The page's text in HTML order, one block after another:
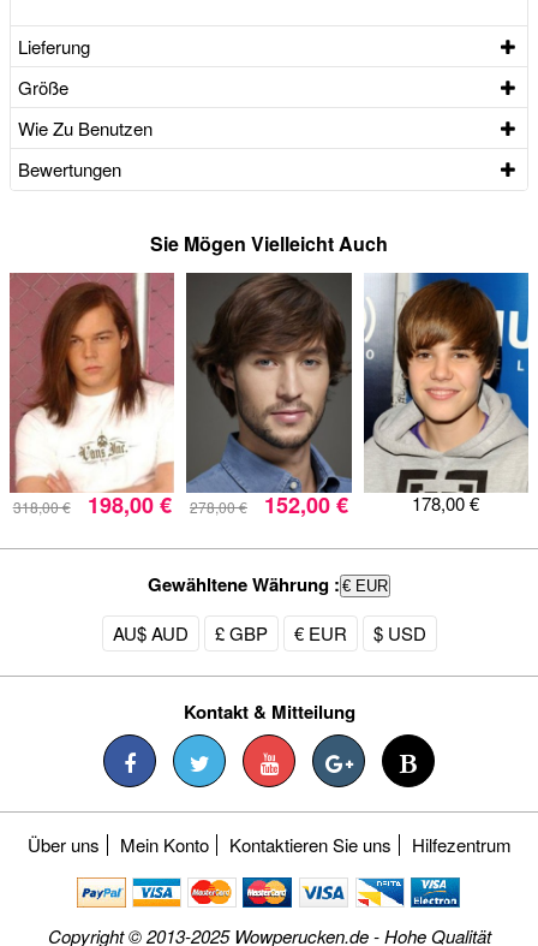
Lieferung
Größe
Wie Zu Benutzen
Bewertungen
Sie Mögen Vielleicht Auch
318,00 € 198,00 € 278,00 € 152,00 € 178,00 €
Gewähltene Währung : € EUR
AU$ AUD £ GBP € EUR $ USD
Kontakt & Mitteilung
Über uns Mein Konto Kontaktieren Sie uns Hilfezentrum
Copyright © 2013-2025 Wowperucken.de - Hohe Qualität